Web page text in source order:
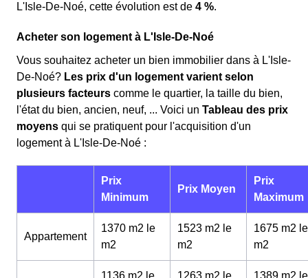
L'Isle-De-Noé, cette évolution est de 4 %.
Acheter son logement à L'Isle-De-Noé
Vous souhaitez acheter un bien immobilier dans à L'Isle-
De-Noé? Les prix d'un logement varient selon
plusieurs facteurs comme le quartier, la taille du bien,
l'état du bien, ancien, neuf, ... Voici un Tableau des prix
moyens qui se pratiquent pour l'acquisition d'un
logement à L'Isle-De-Noé :
Prix
Minimum
Prix Moyen
Prix
Maximum
Appartement
1370 m2 le
m2
1523 m2 le
m2
1675 m2 le
m2
1136 m2 le
1263 m2 le
1389 m2 le